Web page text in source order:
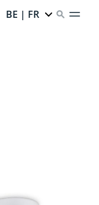
BE | FR